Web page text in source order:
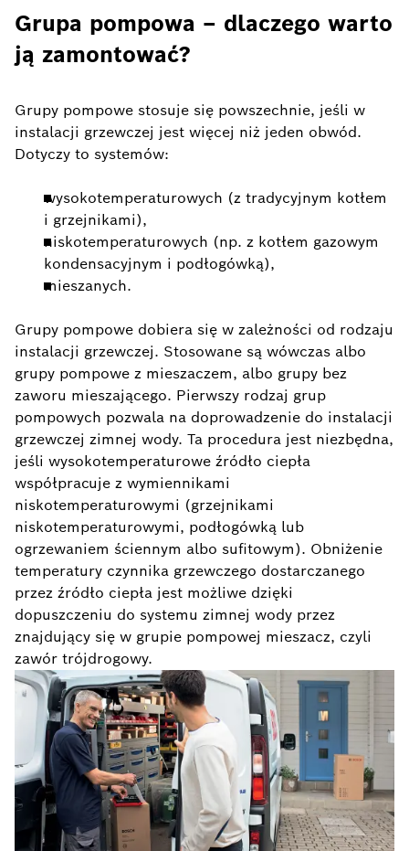
Grupa pompowa – dlaczego warto
ją zamontować?
Grupy pompowe stosuje się powszechnie, jeśli w
instalacji grzewczej jest więcej niż jeden obwód.
Dotyczy to systemów:
wysokotemperaturowych (z tradycyjnym kotłem
i grzejnikami),
niskotemperaturowych (np. z kotłem gazowym
kondensacyjnym i podłogówką),
mieszanych.
Grupy pompowe dobiera się w zależności od rodzaju
instalacji grzewczej. Stosowane są wówczas albo
grupy pompowe z mieszaczem, albo grupy bez
zaworu mieszającego. Pierwszy rodzaj grup
pompowych pozwala na doprowadzenie do instalacji
grzewczej zimnej wody. Ta procedura jest niezbędna,
jeśli wysokotemperaturowe źródło ciepła
współpracuje z wymiennikami
niskotemperaturowymi (grzejnikami
niskotemperaturowymi, podłogówką lub
ogrzewaniem ściennym albo sufitowym). Obniżenie
temperatury czynnika grzewczego dostarczanego
przez źródło ciepła jest możliwe dzięki
dopuszczeniu do systemu zimnej wody przez
znajdujący się w grupie pompowej mieszacz, czyli
zawór trójdrogowy.